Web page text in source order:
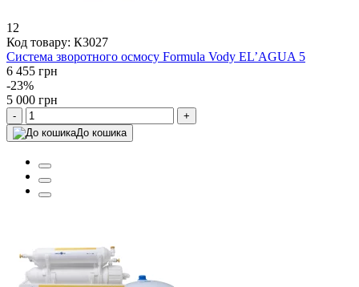
12
Код товару: К3027
Система зворотного осмосу Formula Vody EL’AGUA 5
6 455 грн
-23%
5 000 грн
-
+
До кошика